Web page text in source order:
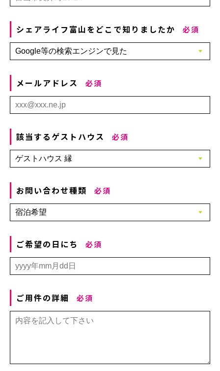
シェアライフ富山をどこで知りましたか 必須
メールアドレス 必須
該当するゲストハウス 必須
お問い合わせ種類 必須
ご希望の日にち 必須
ご用件の詳細 必須